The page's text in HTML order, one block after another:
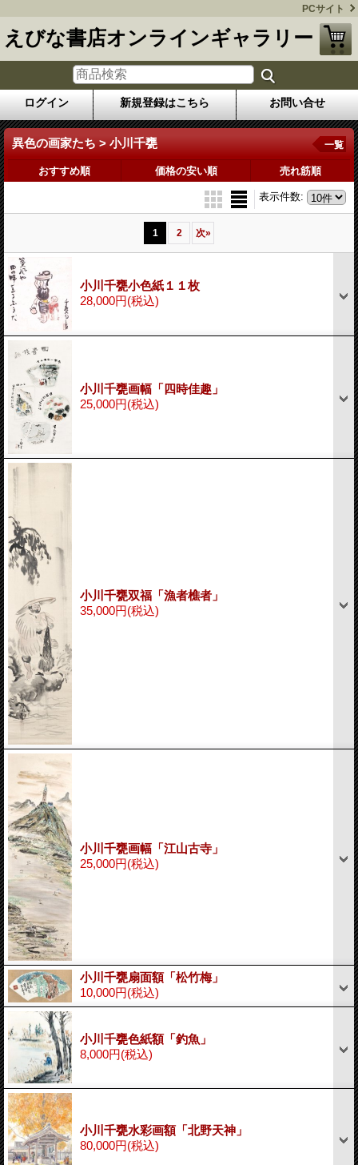
PCサイト
えびな書店オンラインギャラリー
ログイン 新規登録はこちら お問い合せ
異色の画家たち > 小川千甕 一覧
おすすめ順 価格の安い順 売れ筋順
表示件数:
1 2 次»
小川千甕小色紙１１枚
28,000円(税込)
小川千甕画幅「四時佳趣」
25,000円(税込)
小川千甕双福「漁者樵者」
35,000円(税込)
小川千甕画幅「江山古寺」
25,000円(税込)
小川千甕扇面額「松竹梅」
10,000円(税込)
小川千甕色紙額「釣魚」
8,000円(税込)
小川千甕水彩画額「北野天神」
80,000円(税込)